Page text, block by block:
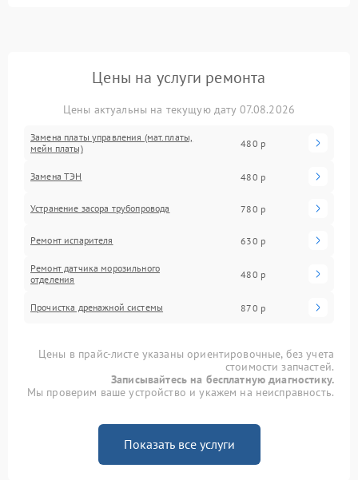
Цены на услуги ремонта
Цены актуальны на текущую дату 07.08.2026
Замена платы управления (мат.платы,
мейн платы)
480 р
Замена ТЭН 480 р
Устранение засора трубопровода 780 р
Ремонт испарителя 630 р
Ремонт датчика морозильного
отделения
480 р
Прочистка дренажной системы 870 р
Цены в прайс-листе указаны ориентировочные, без учета
стоимости запчастей.
Записывайтесь на бесплатную диагностику.
Мы проверим ваше устройство и укажем на неисправность.
Показать все услуги